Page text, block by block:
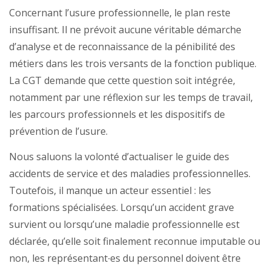
Concernant l’usure professionnelle, le plan reste
insuffisant. Il ne prévoit aucune véritable démarche
d’analyse et de reconnaissance de la pénibilité des
métiers dans les trois versants de la fonction publique.
La CGT demande que cette question soit intégrée,
notamment par une réflexion sur les temps de travail,
les parcours professionnels et les dispositifs de
prévention de l’usure.
Nous saluons la volonté d’actualiser le guide des
accidents de service et des maladies professionnelles.
Toutefois, il manque un acteur essentiel : les
formations spécialisées. Lorsqu’un accident grave
survient ou lorsqu’une maladie professionnelle est
déclarée, qu’elle soit finalement reconnue imputable ou
non, les représentant∙es du personnel doivent être